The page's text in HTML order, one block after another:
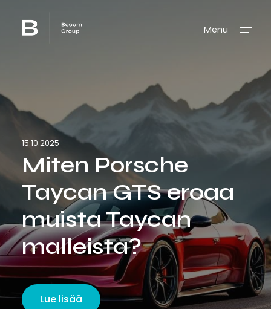
Menu
15.10.2025
Miten Porsche
Taycan GTS eroaa
muista Taycan
malleista?
Lue lisää